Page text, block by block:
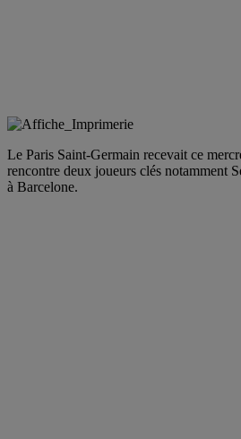
Le Paris Saint-Germain recevait ce
rencontre deux joueurs clés notamment
à Barcelone.